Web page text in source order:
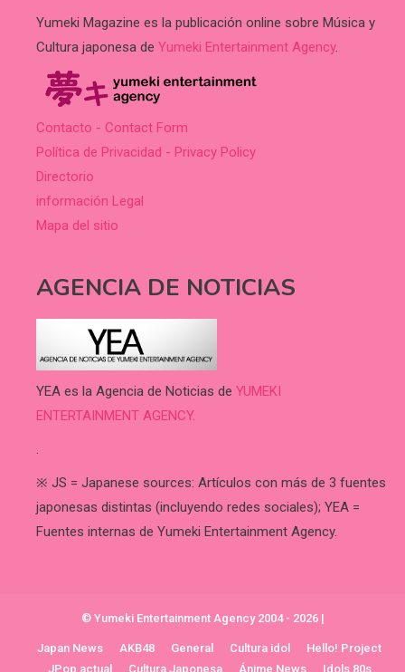
Yumeki Magazine es la publicación online sobre Música y
Cultura japonesa de Yumeki Entertainment Agency.
Contacto - Contact Form
Política de Privacidad - Privacy Policy
Directorio
información Legal
Mapa del sitio
AGENCIA DE NOTICIAS
YEA es la Agencia de Noticias de YUMEKI
ENTERTAINMENT AGENCY.
.
※ JS = Japanese sources: Artículos con más de 3 fuentes
japonesas distintas (incluyendo redes sociales); YEA =
Fuentes internas de Yumeki Entertainment Agency.
© Yumeki Entertainment Agency 2004 - 2026 |
Japan News AKB48 General Cultura idol
Hello! Project
JPop actual
Cultura Japonesa Ánime News Idols 80s